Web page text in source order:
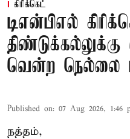
கிரிக்கெட்
டிஎன்பிஎல்
வென்ற நெல்லை
Published on: 07 Aug 2026, 1:46
நத்தம்,